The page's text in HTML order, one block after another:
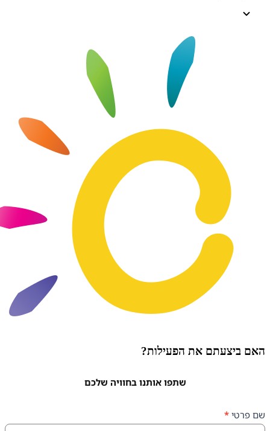
את הפעילות?
שתפו אותנו בחוויה שלכם